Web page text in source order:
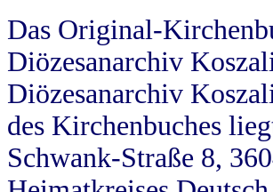
Das Original-
Diözesanarchiv
Diözesanarchiv
des Kirchenbuches
Schwank-Straße 8,